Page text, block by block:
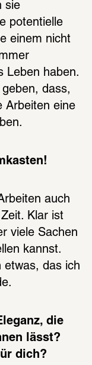
sie
potentielle
einem nicht
Leben haben.
dass,
Arbeiten eine
auch
Klar ist
viele Sachen
kannst.
etwas, das ich
die
lässt?
dich?